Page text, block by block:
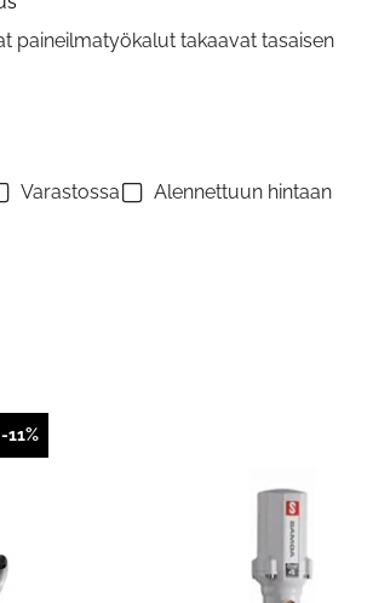
paineilmatyökalut takaavat tasaisen
Varastossa Alennettuun hintaan
-11%